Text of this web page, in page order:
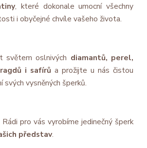
, které dokonale umocní všechny
i obyčejné chvíle vašeho života.
světem oslnivých diamantů, perel,
i safírů a prožijte u nás čistou
svých vysněných šperků.
pro vás vyrobíme jedinečný šperk
představ.